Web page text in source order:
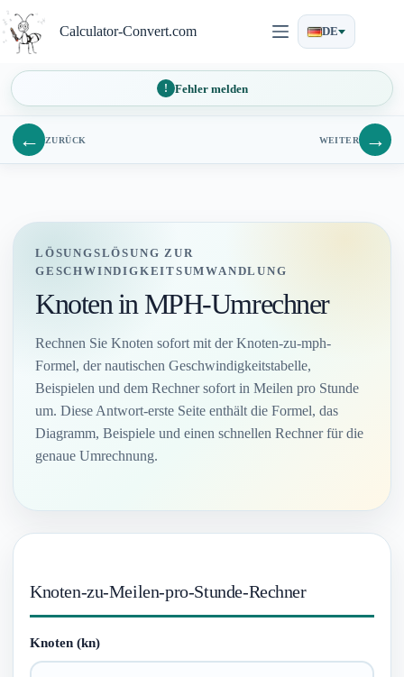
Inhalt
springen
Calculator-Convert.com DE
Fehler melden
← ZURÜCK WEITER →
LÖSUNGSLÖSUNG ZUR
GESCHWINDIGKEITSUMWANDLUNG
Knoten in MPH-Umrechner
Rechnen Sie Knoten sofort mit der Knoten-zu-mph-
Formel, der nautischen Geschwindigkeitstabelle,
Beispielen und dem Rechner sofort in Meilen pro Stunde
um. Diese Antwort-erste Seite enthält die Formel, das
Diagramm, Beispiele und einen schnellen Rechner für die
genaue Umrechnung.
Knoten-zu-Meilen-pro-Stunde-Rechner
Knoten (kn)